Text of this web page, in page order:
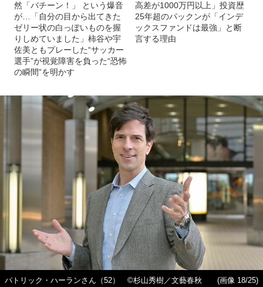
然「バチーン！」 という爆音
が…「自分の目から出てきた
ゼリー状の白っぽいものを握
りしめていました」柿谷や宇
佐美ともプレーした“サッカー
選手”が視覚障害を負った“恐怖
の瞬間”を明かす
高差が1000万円以上」投資歴
25年超のパックンが「インデ
ックスファンドは最強」と断
言する理由
パトリック・ハーランさん（52） ©杉山秀樹／文藝春秋
(画像 18/25)